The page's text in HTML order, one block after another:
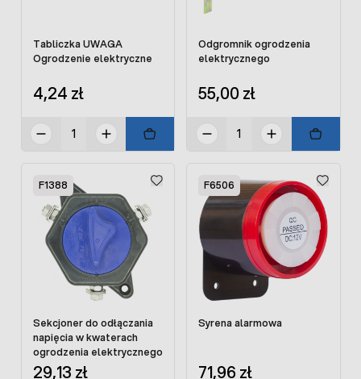
Tabliczka UWAGA
Ogrodzenie elektryczne
4,24 zł
Odgromnik ogrodzenia
elektrycznego
55,00 zł
F1388
Sekcjoner do odłączania
napięcia w kwaterach
ogrodzenia elektrycznego
29,13 zł
F6506
Syrena alarmowa
71,96 zł